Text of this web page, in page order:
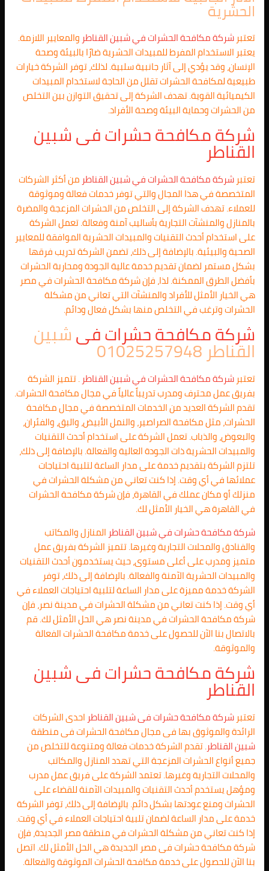
الحشرية
تعتبرشركة مكافحة الحشرات فيشبين القناطر والمعايير اللازمة.
يعتبر الاستخدام المفرط للمبيدات الحشرية ضارًا بالبيئة وصحة
الإنسان، وقد يؤدي إلى آثار جانبية سلبية. لذلك، توفر الشركة خيارات
طبيعية لمكافحة الحشرات تقلل من الحاجة لاستخدام المبيدات
الكيميائية القوية. تهدف الشركة إلى تحقيق التوازن بين التخلص
من الحشرات وحماية البيئة وصحة الأفراد.
شركة مكافحة حشرات فىشبين
القناطر
تعتبرشركة مكافحة الحشرات فيشبين القناطر من أكثر الشركات
المتخصصة في هذا المجال والتي توفر خدمات فعالة وموثوقة
للعملاء. تهدف الشركة إلى التخلص من الحشرات المزعجة والمضرة
بالمنازل والمنشآت التجارية بأساليب آمنة وفعالة. تعمل الشركة
على استخدام أحدث التقنيات والمبيدات الحشرية الموافقة للمعايير
الصحية والبيئية. بالإضافة إلى ذلك، تضمن الشركة تدريب فرقها
بشكل مستمر لضمان تقديم خدمة عالية الجودة ومحاربة الحشرات
بأفضل الطرق الممكنة. لذا، فإن شركة مكافحة الحشرات في مصر
هي الخيار الأمثل للأفراد والمنشآت التي تعاني من مشكلة
الحشرات وترغب في التخلص منها بشكل فعال ودائم.
شركة مكافحة حشرات فىشبين
القناطر 01025257948
تعتبرشركة مكافحة الحشرات فيشبين القناطر . تتميز الشركة
بفريق عمل محترف ومدرب تدريباً عالياً في مجال مكافحة الحشرات.
تقدم الشركة العديد من الخدمات المتخصصة في مجال مكافحة
الحشرات، مثل مكافحة الصراصير، والنمل الأبيض، والبق، والفئران،
والبعوض، والذباب. تعمل الشركة على استخدام أحدث التقنيات
والمبيدات الحشرية ذات الجودة العالية والفعالة. بالإضافة إلى ذلك،
تلتزم الشركة بتقديم خدمة على مدار الساعة لتلبية احتياجات
عملائها في أي وقت. إذا كنت تعاني من مشكلة الحشرات في
منزلك أو مكان عملك في القاهرة، فإن شركة مكافحة الحشرات
في القاهرة هي الخيار الأمثل لك.
شركة مكافحة حشرات فيشبين القناطر المنازل والمكاتب
والفنادق والمحلات التجارية وغيرها. تتميز الشركة بفريق عمل
متميز ومدرب على أعلى مستوى، حيث يستخدمون أحدث التقنيات
والمبيدات الحشرية الآمنة والفعالة. بالإضافة إلى ذلك، توفر
الشركة خدمة مميزة على مدار الساعة لتلبية احتياجات العملاء في
أي وقت. إذا كنت تعاني من مشكلة الحشرات في مدينة نصر، فإن
شركة مكافحة الحشرات في مدينة نصر هي الحل الأمثل لك. قم
بالاتصال بنا الآن للحصول على خدمة مكافحة الحشرات الفعالة
والموثوقة.
شركة مكافحة حشرات فىشبين
القناطر
تعتبرشركة مكافحة حشرات فىشبين القناطر احدى الشركات
الرائدة والموثوق بها فى مجال مكافحة الحشرات فى منطقة
شبين القناطر. تقدم الشركة خدمات فعالة ومتنوعة للتخلص من
جميع أنواع الحشرات المزعجة التي تهدد المنازل والمكاتب
والمحلات التجارية وغيرها. تعتمد الشركة على فريق عمل مدرب
ومؤهل يستخدم أحدث التقنيات والمبيدات الآمنة للقضاء على
الحشرات ومنع عودتها بشكل دائم. بالإضافة إلى ذلك، توفر الشركة
خدمة على مدار الساعة لضمان تلبية احتياجات العملاء في أي وقت.
إذا كنت تعاني من مشكلة الحشرات في منطقة مصر الجديدة، فإن
شركة مكافحة حشرات فى مصر الجديدة هي الحل الأمثل لك. اتصل
بنا الآن للحصول على خدمة مكافحة الحشرات الموثوقة والفعالة.